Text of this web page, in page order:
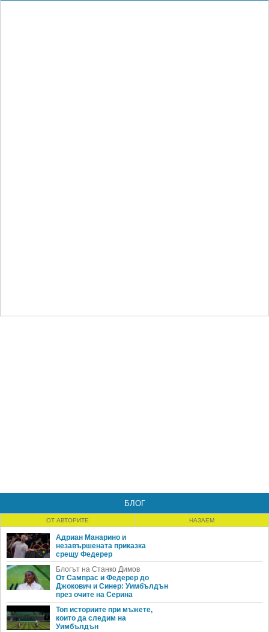
БЛОГ
ОТ АВТОРИТЕ НАЗАЕМ
Адриан Манарино и
незавършената приказка
срещу Федерер
Блогът на Станко Димов
От Сампрас и Федерер до
Джокович и Синер: Уимбълдън
през очите на Серина
Топ историите при мъжете,
които да следим на
Уимбълдън